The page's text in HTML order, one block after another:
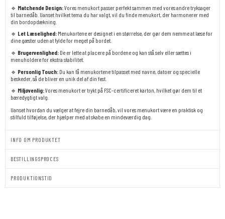
🔹 Matchende Design:Vores menukort passer perfekt sammen med vores andre tryksager
til barnedåb. Uanset hvilket tema du har valgt, vil du finde menukort, der harmonerer med
din bordopdækning.
🔹 Let Læselighed: Menukortene er designet i en størrelse, der gør dem nemme at læse for
dine gæster uden at fylde for meget på bordet.
🔹 Brugervenlighed: De er lette at placere på bordene og kan stå selv eller sættes i
menuholdere for ekstra stabilitet.
🔹 Personlig Touch: Du kan få menukortene tilpasset med navne, datoer og specielle
beskeder, så de bliver en unik del af din fest.
🔹 Miljøvenlig:Vores menukort er trykt på FSC-certificeret karton, hvilket gør dem til et
bæredygtigt valg.
Uanset hvordan du vælger at fejre din barnedåb, vil vores menukort være en praktisk og
stilfuld tilføjelse, der hjælper med at skabe en mindeværdig dag.
INFO OM PRODUKTET
BESTILLINGSPROCES
PRODUKTIONSTID